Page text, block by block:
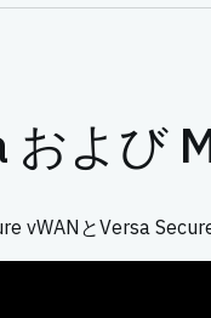
および
vWANとVersa